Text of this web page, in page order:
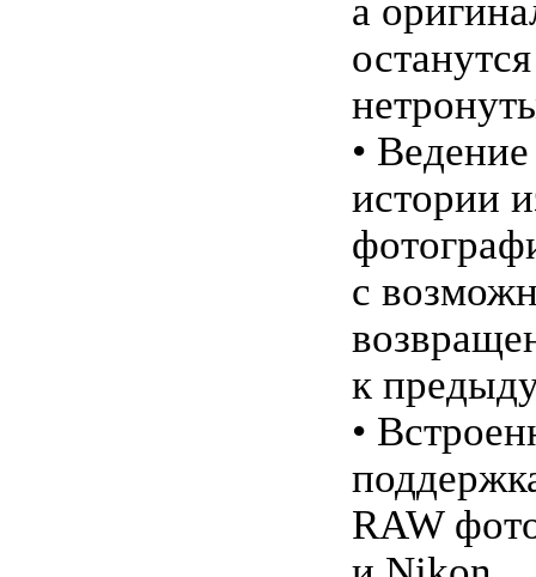
а
останутся
•
истории
с
к
•
RAW